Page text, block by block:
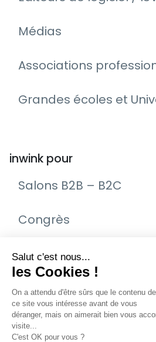
Médias
Associations
Grandes écoles et
inwink pour
Salons B2B – B2C
Congrès
Remise de prix – Awards
Journée Portes